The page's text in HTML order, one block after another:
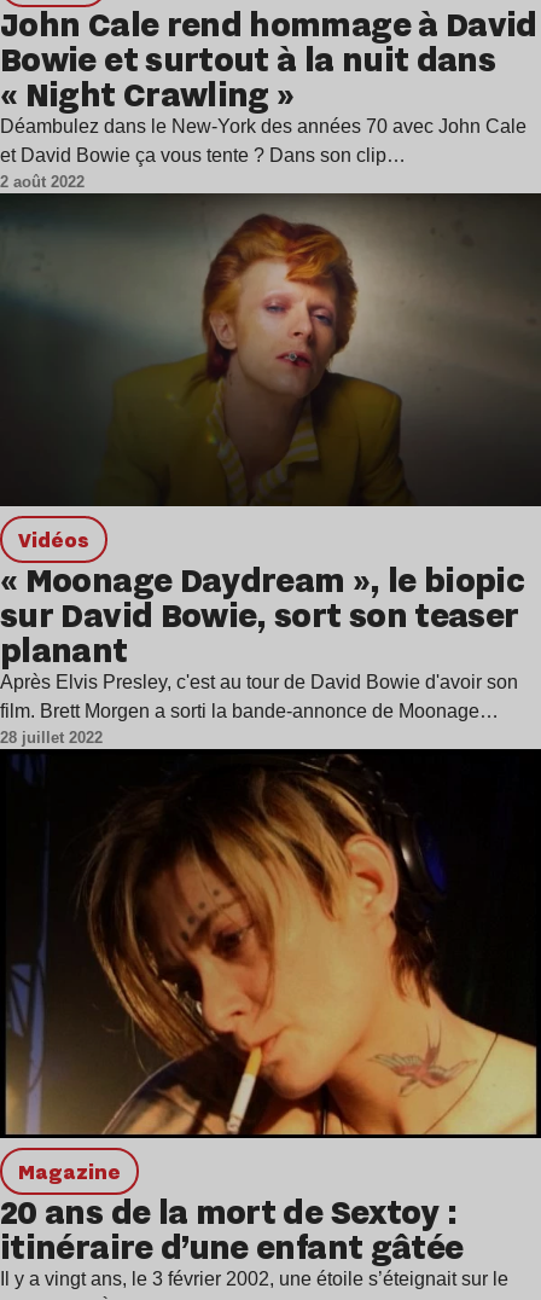
John Cale rend hommage à David
Bowie et surtout à la nuit dans
« Night Crawling »
Déambulez dans le New-York des années 70 avec John Cale
et David Bowie ça vous tente ? Dans son clip…
2 août 2022
Vidéos
« Moonage Daydream », le biopic
sur David Bowie, sort son teaser
planant
Après Elvis Presley, c'est au tour de David Bowie d'avoir son
film. Brett Morgen a sorti la bande-annonce de Moonage…
28 juillet 2022
magazine
20 ans de la mort de Sextoy :
itinéraire d’une enfant gâtée
Il y a vingt ans, le 3 février 2002, une étoile s’éteignait sur le